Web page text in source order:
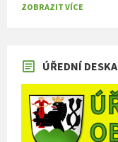
ZOBRAZIT VÍCE
ÚŘEDNÍ DESKA